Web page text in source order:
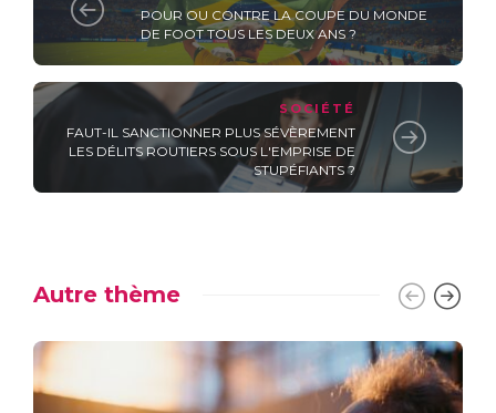
POUR OU CONTRE LA COUPE DU MONDE
DE FOOT TOUS LES DEUX ANS ?
SOCIÉTÉ
FAUT-IL SANCTIONNER PLUS SÉVÈREMENT
LES DÉLITS ROUTIERS SOUS L'EMPRISE DE
STUPÉFIANTS ?
Autre thème